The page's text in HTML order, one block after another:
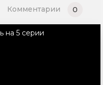
Комментарии 0
на 5 серии